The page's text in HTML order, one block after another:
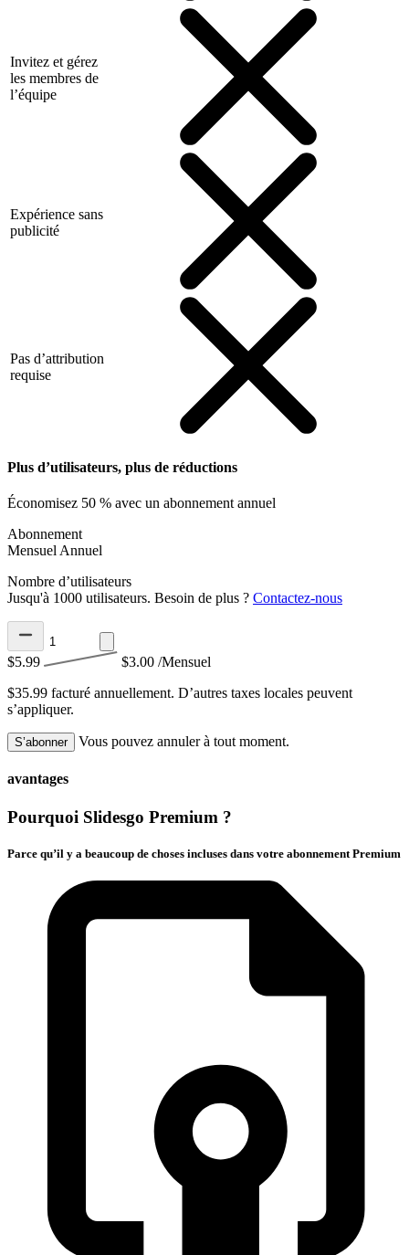
Invitez et gérez
les membres de
l’équipe
Expérience sans
publicité
Pas d’attribution
requise
Plus d’utilisateurs, plus de réductions
Économisez 50 % avec un abonnement annuel
Abonnement
Mensuel Annuel
Nombre d’utilisateurs
Jusqu'à 1000 utilisateurs. Besoin de plus ? Contactez-nous
$5.99 $3.00 /Mensuel
$35.99 facturé annuellement. D’autres taxes locales peuvent
s’appliquer.
S’abonner Vous pouvez annuler à tout moment.
avantages
Pourquoi Slidesgo Premium ?
Parce qu’il y a beaucoup de choses incluses dans votre abonnement Premium